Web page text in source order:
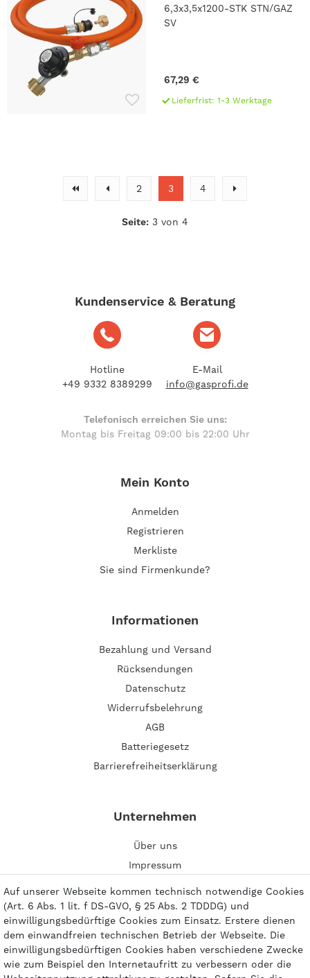
6,3x3,5x1200-STK STN/GAZ
SV
67,29 €
Lieferfrist: 1-3 Werktage
2 3 4
Seite: 3 von 4
Kundenservice & Beratung
Hotline
+49 9332 8389299
E-Mail
info@gasprofi.de
Telefonisch erreichen Sie uns:
Montag bis Freitag 09:00 bis 22:00 Uhr
Mein Konto
Anmelden
Registrieren
Merkliste
Sie sind Firmenkunde?
Informationen
Bezahlung und Versand
Rücksendungen
Datenschutz
Widerrufsbelehrung
AGB
Batteriegesetz
Barrierefreiheitserklärung
Unternehmen
Über uns
Impressum
Zahlungsarten
Auf unserer Webseite kommen technisch notwendige Cookies
(Art. 6 Abs. 1 lit. f DS-GVO, § 25 Abs. 2 TDDDG) und
einwilligungsbedürftige Cookies zum Einsatz. Erstere dienen
dem einwandfreien technischen Betrieb der Webseite. Die
einwilligungsbedürftigen Cookies haben verschiedene Zwecke
wie zum Beispiel den Internetaufritt zu verbessern oder die